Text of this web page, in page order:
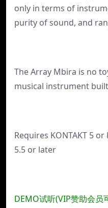
only in terms of
purity of sound, and
The Array Mbira is no
musical instrument
Requires KONTAKT 5 or
5.5 or later
DEMO试听(VIP赞助会员